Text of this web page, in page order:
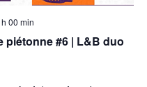
piétonne #6 | L&B duo
00 min